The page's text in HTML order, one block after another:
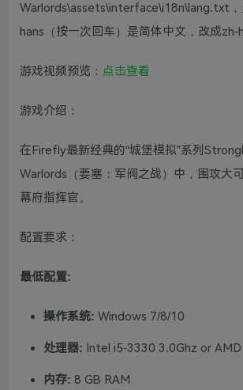
Warlords\assets\interface\i18n\lang.txt
hans（按一次回车）是简体中文，改成
游戏视频预览： 点击查看
游戏介绍：
在Firefly最新经典的“城堡模拟”系列
Warlords（要塞：军阀之战）中，围攻大
幕府指挥官。
配置要求：
最低配置:
操作系统: Windows 7/8/10
处理器: Intel i5-3330 3.0Ghz or
内存: 8 GB RAM